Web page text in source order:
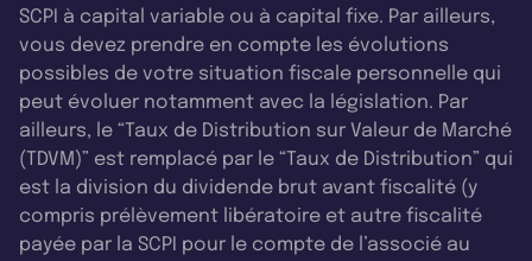
SCPI à capital variable ou à capital fixe. Par ailleurs,
vous devez prendre en compte les évolutions
possibles de votre situation fiscale personnelle qui
peut évoluer notamment avec la législation. Par
ailleurs, le “Taux de Distribution sur Valeur de Marché
(TDVM)” est remplacé par le “Taux de Distribution” qui
est la division du dividende brut avant fiscalité (y
compris prélèvement libératoire et autre fiscalité
payée par la SCPI pour le compte de l’associé au